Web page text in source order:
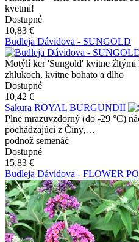
kvetmi!
Dostupné
10,83 €
Budleja Dávidova - SUNGOLD
Motýlí ker 'Sungold' kvitne žltými
zhlukoch, kvitne bohato a dlho
Dostupné
10,42 €
Sakura ROYAL BURGUNDII
Plne mrazuvzdorný (do -29 °C)
pochádzajúci z Číny,…
podnož semenáč
Dostupné
15,83 €
Budleja Dávidova - FLOWER